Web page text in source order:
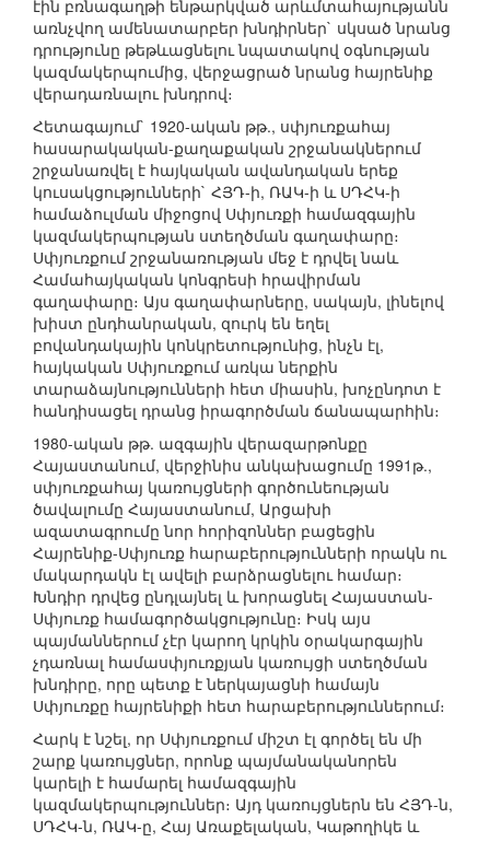
էին բռնագաղթի ենթարկված արևմտահայությանն
առնչվող ամենատարբեր խնդիրներ` սկսած նրանց
դրությունը թեթևացնելու նպատակով օգնության
կազմակերպումից, վերջացրած նրանց հայրենիք
վերադառնալու խնդրով։
Հետագայում` 1920-ական թթ., սփյուռքահայ
հասարակական-քաղաքական շրջանակներում
շրջանառվել է հայկական ավանդական երեք
կուսակցությունների` ՀՅԴ-ի, ՌԱԿ-ի և ՍԴՀԿ-ի
համաձուլման միջոցով Սփյուռքի համազգային
կազմակերպության ստեղծման գաղափարը։
Սփյուռքում շրջանառության մեջ է դրվել նաև
Համահայկական կոնգրեսի հրավիրման
գաղափարը։ Այս գաղափարները, սակայն, լինելով
խիստ ընդհանրական, զուրկ են եղել
բովանդակային կոնկրետությունից, ինչն էլ,
հայկական Սփյուռքում առկա ներքին
տարաձայնությունների հետ միասին, խոչընդոտ է
հանդիսացել դրանց իրագործման ճանապարհին։
1980-ական թթ. ազգային վերազարթոնքը
Հայաստանում, վերջինիս անկախացումը 1991թ.,
սփյուռքահայ կառույցների գործունեության
ծավալումը Հայաստանում, Արցախի
ազատագրումը նոր հորիզոններ բացեցին
Հայրենիք-Սփյուռք հարաբերությունների որակն ու
մակարդակն էլ ավելի բարձրացնելու համար։
Խնդիր դրվեց ընդլայնել և խորացնել Հայաստան-
Սփյուռք համագործակցությունը։ Իսկ այս
պայմաններում չէր կարող կրկին օրակարգային
չդառնալ համասփյուռքյան կառույցի ստեղծման
խնդիրը, որը պետք է ներկայացնի համայն
Սփյուռքը հայրենիքի հետ հարաբերություններում։
Հարկ է նշել, որ Սփյուռքում միշտ էլ գործել են մի
շարք կառույցներ, որոնք պայմանականորեն
կարելի է համարել համազգային
կազմակերպություններ։ Այդ կառույցներն են ՀՅԴ-ն,
ՍԴՀԿ-ն, ՌԱԿ-ը, Հայ Առաքելական, Կաթողիկե և